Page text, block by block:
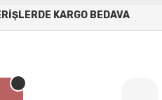
KARGO BEDAVA